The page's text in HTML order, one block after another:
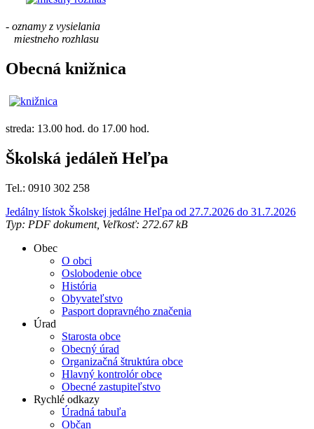
- oznamy z vysielania
miestneho rozhlasu
Obecná knižnica
streda: 13.00 hod. do 17.00 hod.
Školská jedáleň Heľpa
Tel.: 0910 302 258
Jedálny lístok Školskej jedálne Heľpa od 27.7.2026 do 31.7.2026
Typ: PDF dokument, Veľkosť: 272.67 kB
Obec
O obci
Oslobodenie obce
História
Obyvateľstvo
Pasport dopravného značenia
Úrad
Starosta obce
Obecný úrad
Organizačná štruktúra obce
Hlavný kontrolór obce
Obecné zastupiteľstvo
Rychlé odkazy
Úradná tabuľa
Občan